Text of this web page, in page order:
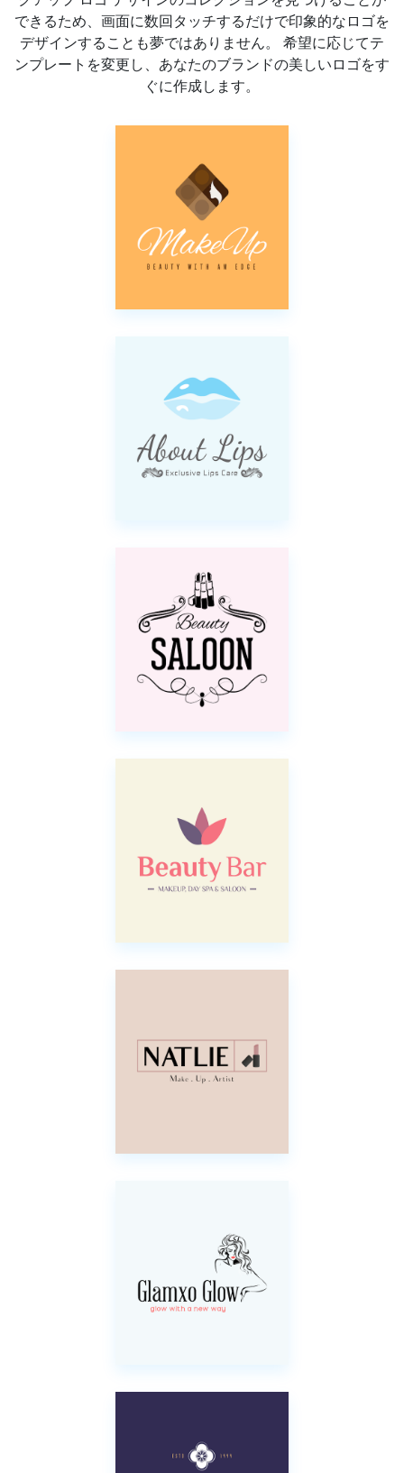
できるため、画面に数回タッチするだけで印象的なロゴを
デザインすることも夢ではありません。 希望に応じてテ
ンプレートを変更し、あなたのブランドの美しいロゴをす
ぐに作成します。